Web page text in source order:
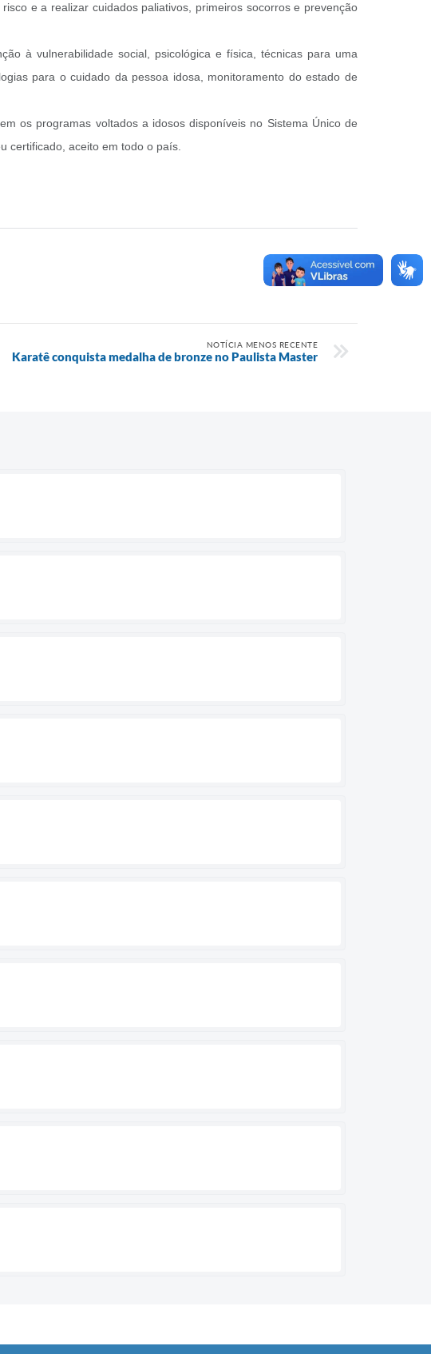
e a realizar cuidados paliativos, primeiros socorros e prevenção
à vulnerabilidade social, psicológica e física, técnicas para uma
para o cuidado da pessoa idosa, monitoramento do estado de
os programas voltados a idosos disponíveis no Sistema Único de
certificado, aceito em todo o país.
NOTÍCIA MENOS RECENTE
Karatê conquista medalha de bronze no Paulista Master